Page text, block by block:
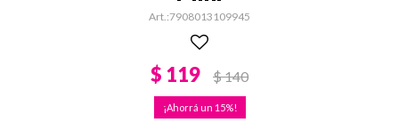
7908013109945
$ 119 $140
15